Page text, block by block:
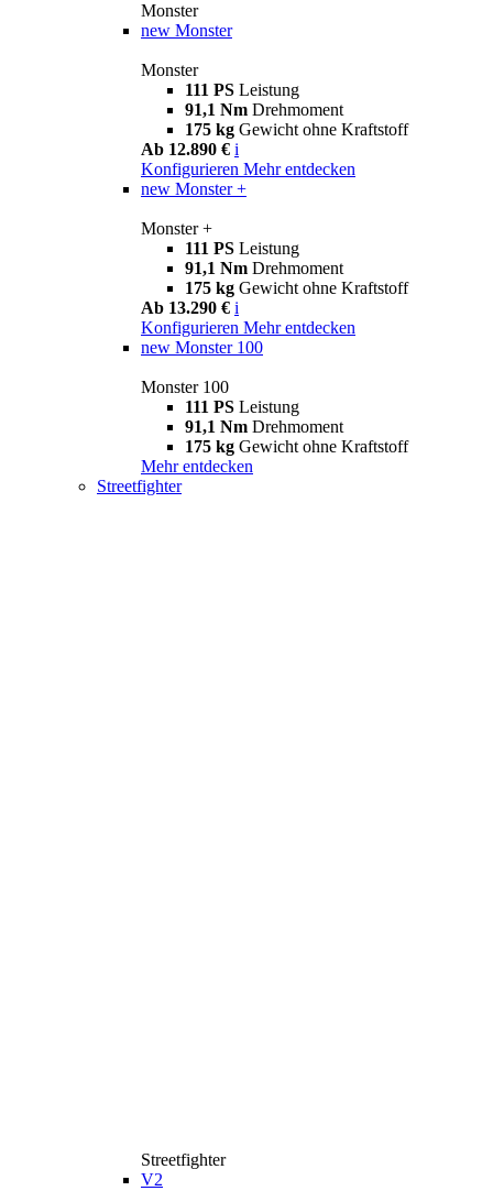
Monster
new Monster
Monster
111 PS Leistung
91,1 Nm Drehmoment
175 kg Gewicht ohne Kraftstoff
Ab 12.890 € i
Konfigurieren Mehr entdecken
new Monster +
Monster +
111 PS Leistung
91,1 Nm Drehmoment
175 kg Gewicht ohne Kraftstoff
Ab 13.290 € i
Konfigurieren Mehr entdecken
new Monster 100
Monster 100
111 PS Leistung
91,1 Nm Drehmoment
175 kg Gewicht ohne Kraftstoff
Mehr entdecken
Streetfighter
Streetfighter
V2